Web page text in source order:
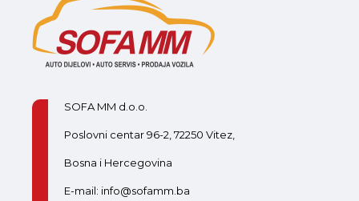
SOFA MM d.o.o.
Poslovni centar 96-2, 72250 Vitez,
Bosna i Hercegovina
E-mail: info@sofamm.ba